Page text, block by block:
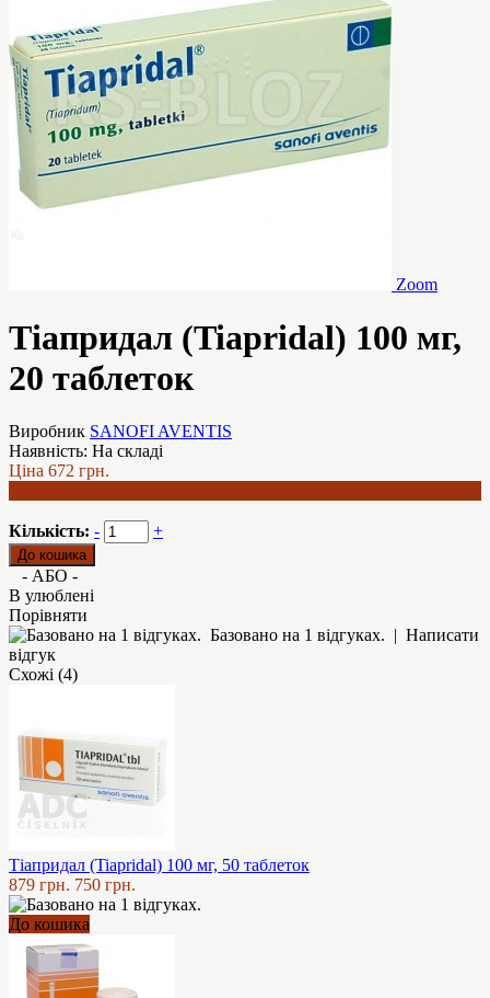
Zoom
Тіапридал (Tiapridal) 100 мг,
20 таблеток
Виробник SANOFI AVENTIS
Наявність: На складі
Ціна 672 грн.
Кількість: - +
- АБО -
В улюблені
Порівняти
Базовано на 1 відгуках. | Написати
відгук
Схожі (4)
Тіапридал (Tiapridal) 100 мг, 50 таблеток
879 грн. 750 грн.
До кошика